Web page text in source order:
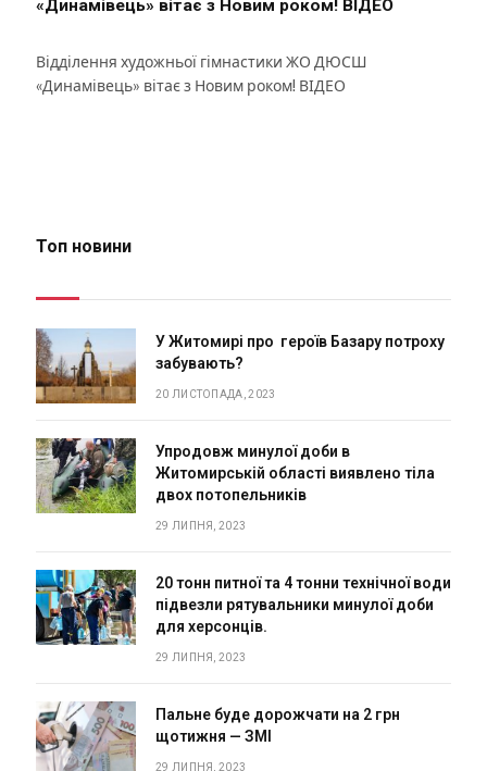
«Динамівець» вітає з Новим роком! ВІДЕО
Відділення художньої гімнастики ЖО ДЮСШ
«Динамівець» вітає з Новим роком! ВІДЕО
Топ новини
У Житомирі про героїв Базару потроху
забувають?
20 ЛИСТОПАДА, 2023
Упродовж минулої доби в
Житомирській області виявлено тіла
двох потопельників
29 ЛИПНЯ, 2023
20 тонн питної та 4 тонни технічної води
підвезли рятувальники минулої доби
для херсонців.
29 ЛИПНЯ, 2023
Пальне буде дорожчати на 2 грн
щотижня — ЗМІ
29 ЛИПНЯ, 2023